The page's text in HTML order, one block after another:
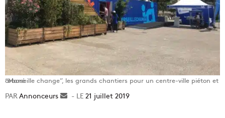
“Marseille change”, les grands chantiers pour un centre-ville piéton et arboré
Annonceurs
Envoyer21 juillet 2019